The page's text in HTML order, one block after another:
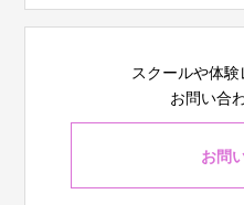
スクールや体
お問い合
お問